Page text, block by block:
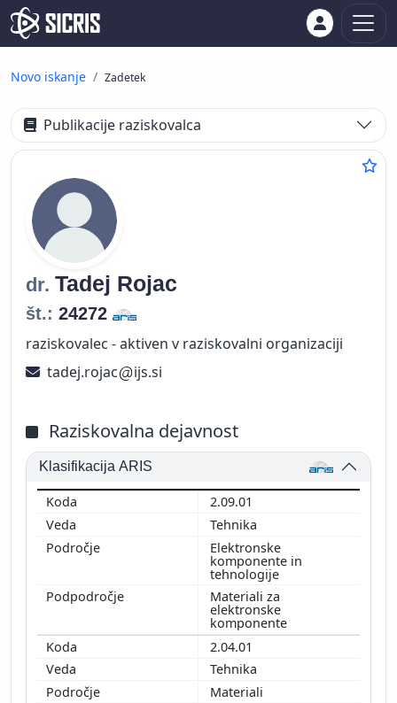
Novo iskanje Zadetek
Publikacije raziskovalca
dr. Tadej Rojac
št.: 24272
raziskovalec - aktiven v raziskovalni organizaciji
tadej.rojac
ijs.si
Raziskovalna dejavnost
Klasifikacija ARIS
2.09.01
Tehnika
Elektronske
komponente in
tehnologije
Materiali za
elektronske
komponente
2.04.01
Tehnika
Materiali